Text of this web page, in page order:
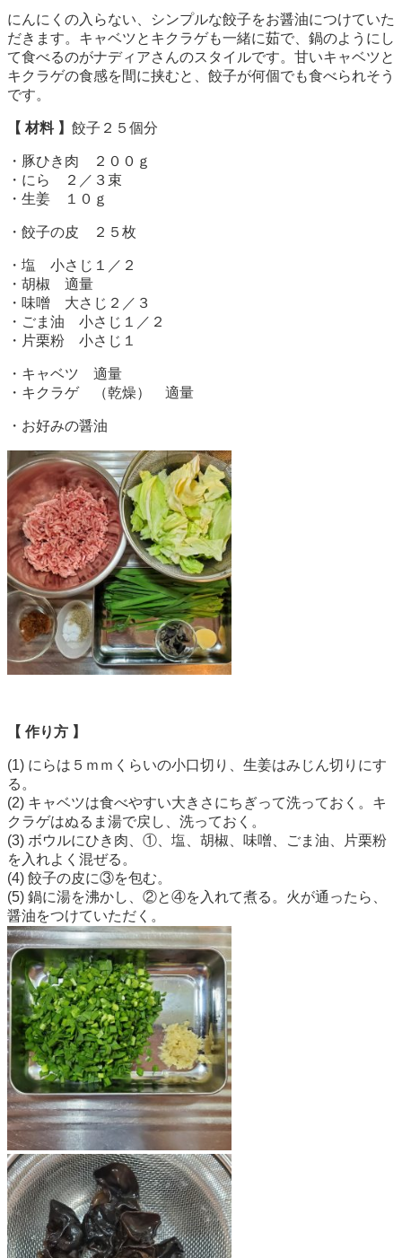
にんにくの入らない、シンプルな餃子をお醤油につけていた
だきます。キャベツとキクラゲも一緒に茹で、鍋のようにし
て食べるのがナディアさんのスタイルです。甘いキャベツと
キクラゲの食感を間に挟むと、餃子が何個でも食べられそう
です。
【 材料 】 餃子２５個分
・豚ひき肉 ２００ｇ
・にら ２／３束
・生姜 １０ｇ
・餃子の皮 ２５枚
・塩 小さじ１／２
・胡椒 適量
・味噌 大さじ２／３
・ごま油 小さじ１／２
・片栗粉 小さじ１
・キャベツ 適量
・キクラゲ （乾燥） 適量
・お好みの醤油
【 作り方 】
(1) にらは５ｍｍくらいの小口切り、生姜はみじん切りにす
る。
(2) キャベツは食べやすい大きさにちぎって洗っておく。キ
クラゲはぬるま湯で戻し、洗っておく。
(3) ボウルにひき肉、①、塩、胡椒、味噌、ごま油、片栗粉
を入れよく混ぜる。
(4) 餃子の皮に③を包む。
(5) 鍋に湯を沸かし、②と④を入れて煮る。火が通ったら、
醤油をつけていただく。